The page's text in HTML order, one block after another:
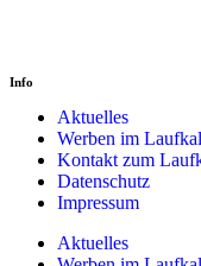
Info
Aktuelles
Werben im
Kontakt zum
Datenschutz
Impressum
Aktuelles